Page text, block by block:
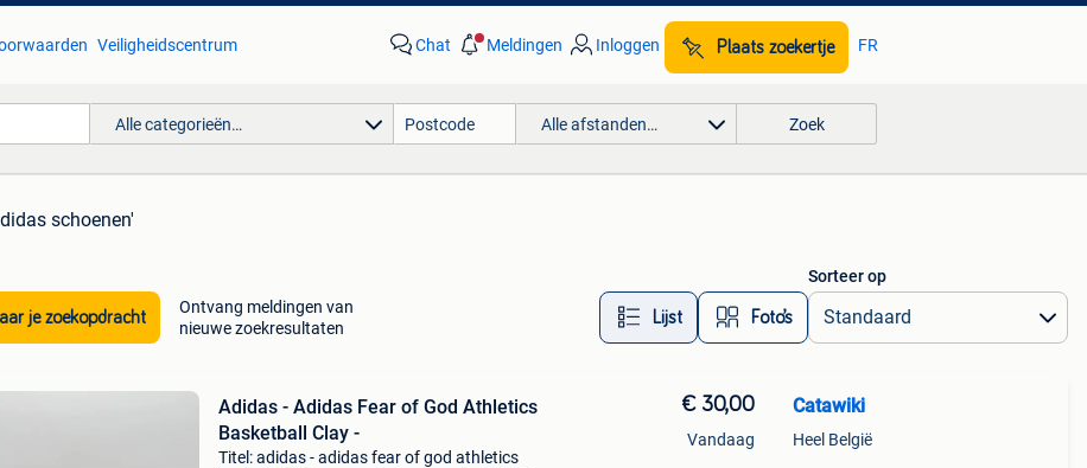
Veiligheidscentrum Chat Meldingen Inloggen Plaats zoekertje FR
Alle categorieën… Alle afstanden… Zoek
schoenen'
je zoekopdracht
Ontvang meldingen van
nieuwe zoekresultaten
Lijst Foto’s
Sorteer op
Adidas - Adidas Fear of God Athletics
Basketball Clay -
Titel: adidas - adidas fear of god athletics
€ 30,00
Vandaag
Catawiki
Heel België